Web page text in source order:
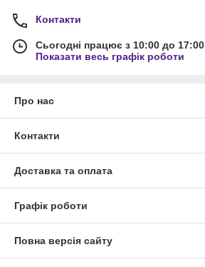
Контакти
Сьогодні працює з 10:00 до 17:00
Показати весь графік роботи
Про нас
Контакти
Доставка та оплата
Графік роботи
Повна версія сайту